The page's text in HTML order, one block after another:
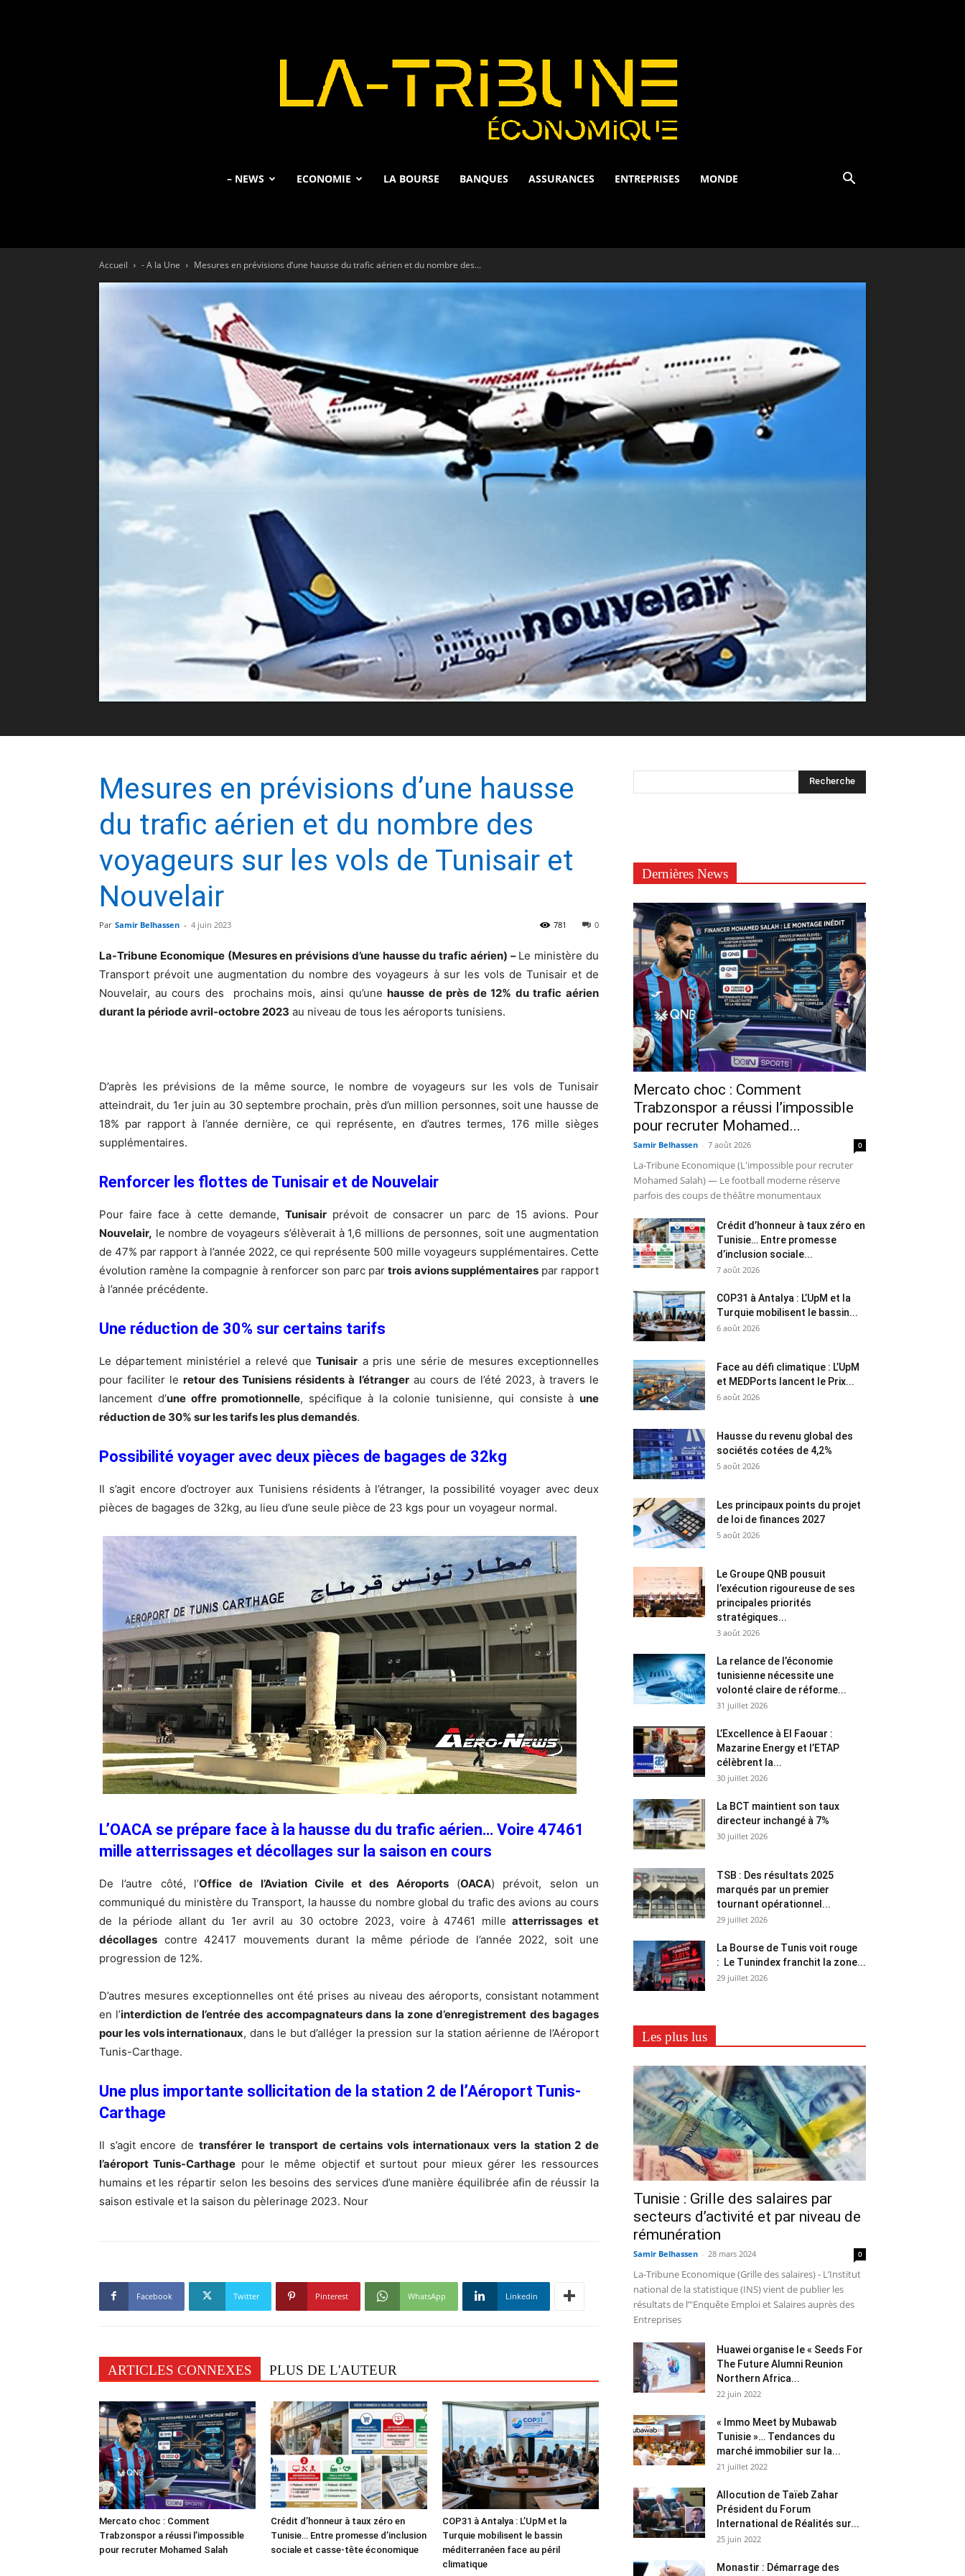
Economique
– NEWS ECONOMIE LA BOURSE BANQUES ASSURANCES ENTREPRISES MONDE
Accueil - A la Une Mesures en prévisions d’une hausse du trafic aérien et du nombre des...
Mesures en prévisions d’une hausse
du trafic aérien et du nombre des
voyageurs sur les vols de Tunisair et
Nouvelair
Par Samir Belhassen - 4 juin 2023 0
781
La-Tribune Economique (Mesures en prévisions d’une hausse du trafic aérien) – Le ministère du
Transport prévoit une augmentation du nombre des voyageurs à sur les vols de Tunisair et de
Nouvelair, au cours des prochains mois, ainsi qu’unehausse de près de 12% du trafic aérien
durant la période avril-octobre 2023 au niveau de tous les aéroports tunisiens.
D’après les prévisions de la même source, le nombre de voyageurs sur les vols de Tunisair
atteindrait, du 1er juin au 30 septembre prochain, près d’un million personnes, soit une hausse de
18% par rapport à l’année dernière, ce qui représente, en d’autres termes, 176 mille sièges
supplémentaires.
Renforcer les flottes de Tunisair et de Nouvelair
Pour faire face à cette demande, Tunisairprévoit de consacrer un parc de 15 avions. Pour
Nouvelair, le nombre de voyageurs s’élèverait à 1,6 millions de personnes, soit une augmentation
de 47% par rapport à l’année 2022, ce qui représente 500 mille voyageurs supplémentaires. Cette
évolution ramène la compagnie à renforcer son parc partrois avions supplémentairespar rapport
à l’année précédente.
Une réduction de 30% sur certains tarifs
Le département ministériel a relevé queTunisair a pris une série de mesures exceptionnelles
pour faciliter leretour des Tunisiens résidents à l’étrangerau cours de l’été 2023, à travers le
lancement d’une offre promotionnelle, spécifique à la colonie tunisienne, qui consiste à une
réduction de 30% sur les tarifs les plus demandés.
Possibilité voyager avec deux pièces de bagages de 32kg
Il s’agit encore d’octroyer aux Tunisiens résidents à l’étranger, la possibilité voyager avec deux
pièces de bagages de 32kg, au lieu d’une seule pièce de 23 kgs pour un voyageur normal.
L’OACA se prépare face à la hausse du du trafic aérien… Voire 47461
mille atterrissages et décollages sur la saison en cours
De l’autre côté, l’Office de l’Aviation Civile et des Aéroports(OACA) prévoit, selon un
communiqué du ministère du Transport, la hausse du nombre global du trafic des avions au cours
de la période allant du 1er avril au 30 octobre 2023, voire à 47461 milleatterrissages et
décollages contre 42417 mouvements durant la même période de l’année 2022, soit une
progression de 12%.
D’autres mesures exceptionnelles ont été prises au niveau des aéroports, consistant notamment
en l’interdiction de l’entrée des accompagnateurs dans la zone d’enregistrement des bagages
pour les vols internationaux, dans le but d’alléger la pression sur la station aérienne de l’Aéroport
Tunis-Carthage.
Une plus importante sollicitation de la station 2 de l’Aéroport Tunis-
Carthage
Il s’agit encore de transférer le transport de certains vols internationaux vers la station 2 de
l’aéroport Tunis-Carthage pour le même objectif et surtout pour mieux gérer les ressources
humains et les répartir selon les besoins des services d’une manière équilibrée afin de réussir la
saison estivale et la saison du pèlerinage 2023. Nour
Facebook Twitter Pinterest WhatsApp Linkedin
ARTICLES CONNEXES PLUS DE L'AUTEUR
Mercato choc : Comment
Trabzonspor a réussi l’impossible
pour recruter Mohamed Salah
Crédit d’honneur à taux zéro en
Tunisie… Entre promesse d’inclusion
sociale et casse-tête économique
COP31 à Antalya : L’UpM et la
Turquie mobilisent le bassin
méditerranéen face au péril
climatique
Dernières News
Mercato choc : Comment
Trabzonspor a réussi l’impossible
pour recruter Mohamed...
Samir Belhassen - 7 août 2026 0
La-Tribune Economique (L'impossible pour recruter
Mohamed Salah) — Le football moderne réserve
parfois des coups de théâtre monumentaux
Crédit d’honneur à taux zéro en
Tunisie… Entre promesse
d’inclusion sociale...
7 août 2026
COP31 à Antalya : L’UpM et la
Turquie mobilisent le bassin...
6 août 2026
Face au défi climatique : L’UpM
et MEDPorts lancent le Prix...
6 août 2026
Hausse du revenu global des
sociétés cotées de 4,2%
5 août 2026
Les principaux points du projet
de loi de finances 2027
5 août 2026
Le Groupe QNB pousuit
l’exécution rigoureuse de ses
principales priorités
stratégiques...
3 août 2026
La relance de l’économie
tunisienne nécessite une
volonté claire de réforme...
31 juillet 2026
L’Excellence à El Faouar :
Mazarine Energy et l’ETAP
célèbrent la...
30 juillet 2026
La BCT maintient son taux
directeur inchangé à 7%
30 juillet 2026
TSB : Des résultats 2025
marqués par un premier
tournant opérationnel...
29 juillet 2026
La Bourse de Tunis voit rouge
: Le Tunindex franchit la zone...
29 juillet 2026
Les plus lus
Tunisie : Grille des salaires par
secteurs d’activité et par niveau de
rémunération
Samir Belhassen - 28 mars 2024 0
La-Tribune Economique (Grille des salaires) - L’Institut
national de la statistique (INS) vient de publier les
résultats de l’"Enquête Emploi et Salaires auprès des
Entreprises
Huawei organise le « Seeds For
The Future Alumni Reunion
Northern Africa...
22 juin 2022
« Immo Meet by Mubawab
Tunisie »… Tendances du
marché immobilier sur la...
21 juillet 2022
Allocution de Taïeb Zahar
Président du Forum
International de Réalités sur...
25 juin 2022
Monastir : Démarrage des